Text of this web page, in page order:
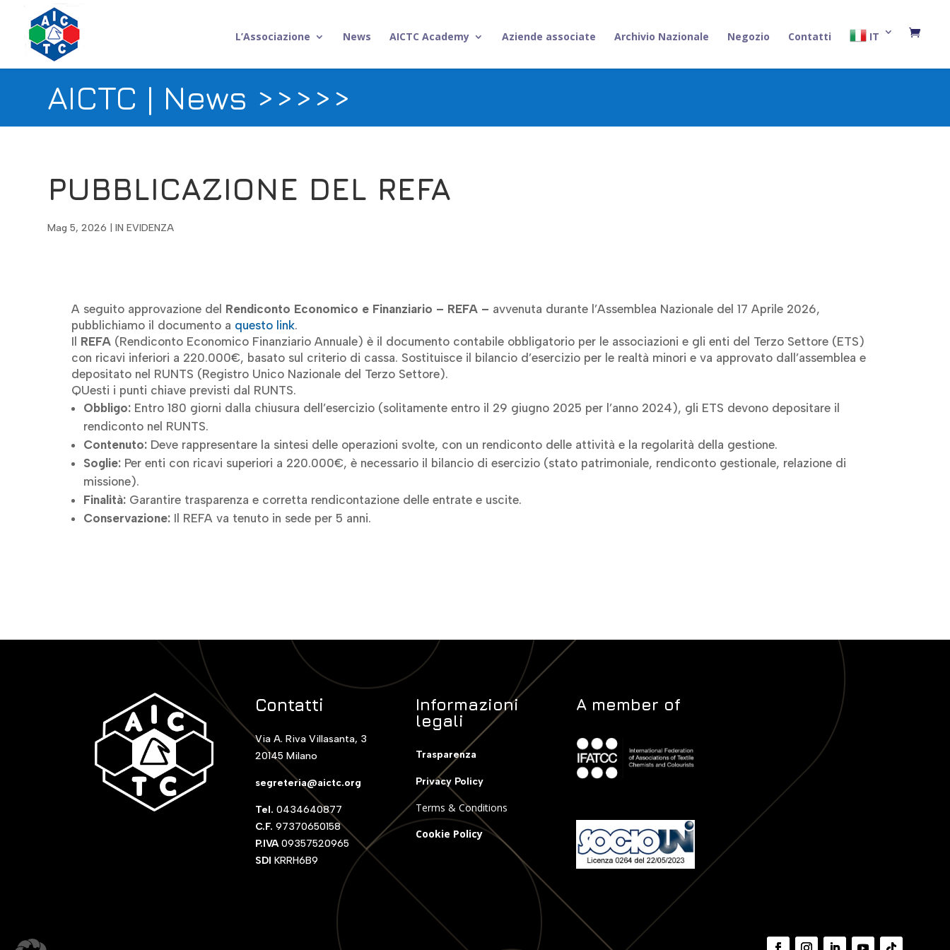
L’Associazione News AICTC Academy Aziende associate Archivio Nazionale Negozio Contatti IT
AICTC | News >>>>>
PUBBLICAZIONE DEL REFA
Mag 5, 2026 |IN EVIDENZA
A seguito approvazione del Rendiconto Economico e Finanziario – REFA – avvenuta durante l’Assemblea Nazionale del 17 Aprile 2026,
pubblichiamo il documento a questo link.
Il REFA(Rendiconto Economico Finanziario Annuale) è il documento contabile obbligatorio per le associazioni e gli enti del Terzo Settore (ETS)
con ricavi inferiori a 220.000€, basato sul criterio di cassa. Sostituisce il bilancio d’esercizio per le realtà minori e va approvato dall’assemblea e
depositato nel RUNTS (Registro Unico Nazionale del Terzo Settore).
QUesti i punti chiave previsti dal RUNTS.
Obbligo:Entro 180 giorni dalla chiusura dell’esercizio (solitamente entro il 29 giugno 2025 per l’anno 2024), gli ETS devono depositare il
rendiconto nel RUNTS.
Contenuto:Deve rappresentare la sintesi delle operazioni svolte, con un rendiconto delle attività e la regolarità della gestione.
Soglie:Per enti con ricavi superiori a 220.000€, è necessario il bilancio di esercizio (stato patrimoniale, rendiconto gestionale, relazione di
missione).
Finalità:Garantire trasparenza e corretta rendicontazione delle entrate e uscite.
Conservazione:Il REFA va tenuto in sede per 5 anni.
Contatti
Via A. Riva Villasanta, 3
20145 Milano
segreteria@aictc.org
Tel. 0434640877
C.F. 97370650158
P.IVA09357520965
SDI KRRH6B9
Informazioni
legali
Trasparenza
Privacy Policy
Terms & Conditions
Cookie Policy
A member of